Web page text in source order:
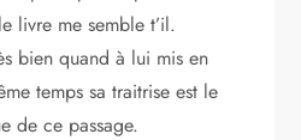
livre me semble t’il.
bien quand à lui mis en
temps sa traitrise est le
de ce passage.